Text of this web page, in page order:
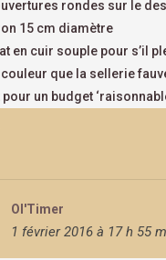
rondes sur le
15 cm diamètre
en cuir souple pour s’il
couleur que la sellerie
pour un budget
Ol'Timer
1 février 2016 à 17 h 55